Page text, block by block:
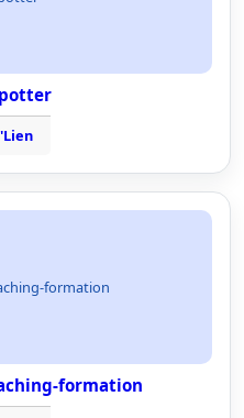
formation
formation